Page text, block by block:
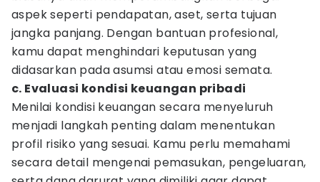
aspek seperti pendapatan, aset, serta tujuan
jangka panjang. Dengan bantuan profesional,
kamu dapat menghindari keputusan yang
didasarkan pada asumsi atau emosi semata.
c. Evaluasi kondisi keuangan pribadi
Menilai kondisi keuangan secara menyeluruh
menjadi langkah penting dalam menentukan
profil risiko yang sesuai. Kamu perlu memahami
secara detail mengenai pemasukan, pengeluaran,